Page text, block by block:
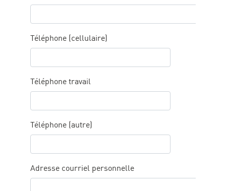
Téléphone (cellulaire)
Téléphone travail
Téléphone (autre)
Adresse courriel personnelle